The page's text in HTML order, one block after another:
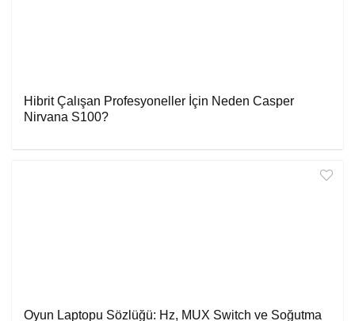
Hibrit Çalışan Profesyoneller İçin Neden Casper
Nirvana S100?
Oyun Laptopu Sözlüğü: Hz, MUX Switch ve Soğutma